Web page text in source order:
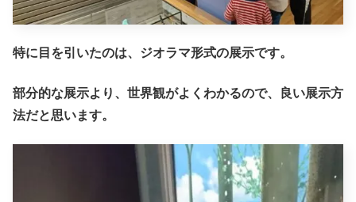
特に目を引いたのは、ジオラマ形式の展示です。
部分的な展示より、世界観がよくわかるので、良い展示方
法だと思います。